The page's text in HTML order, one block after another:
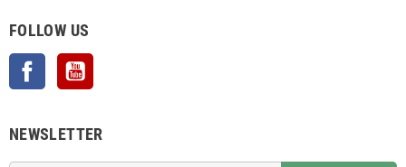
FOLLOW US
Facebook
NEWSLETTER